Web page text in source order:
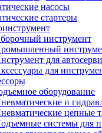
насосы
стартеры
инструмент
для
для
оборудование
и
цепные
системы для